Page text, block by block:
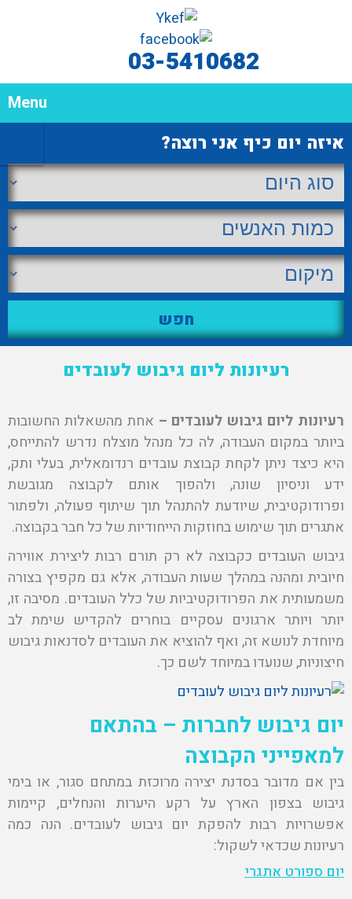
03-5410682
Menu
איזה יום כיף אני רוצה?
רעיונות ליום גיבוש לעובדים
רעיונות ליום גיבוש לעובדים – אחת מהשאלות החשובות
ביותר במקום העבודה, לה כל מנהל מוצלח נדרש להתייחס,
היא כיצד ניתן לקחת קבוצת עובדים רנדומאלית, בעלי ותק,
ידע וניסיון שונה, ולהפוך אותם לקבוצה מגובשת
ופרודוקטיבית, שיודעת להתנהל תוך שיתוף פעולה, ולפתור
אתגרים תוך שימוש בחוזקות הייחודיות של כל חבר בקבוצה.
גיבוש העובדים כקבוצה לא רק תורם רבות ליצירת אווירה
חיובית ומהנה במהלך שעות העבודה, אלא גם מקפיץ בצורה
משמעותית את הפרודוקטיביות של כלל העובדים. מסיבה זו,
יותר ויותר ארגונים עסקיים בוחרים להקדיש שימת לב
מיוחדת לנושא זה, ואף להוציא את העובדים לסדנאות גיבוש
חיצוניות, שנועדו במיוחד לשם כך.
יום גיבוש לחברות – בהתאם
למאפייני הקבוצה
בין אם מדובר בסדנת יצירה מרוכזת במתחם סגור, או בימי
גיבוש בצפון הארץ על רקע היערות והנחלים, קיימות
אפשרויות רבות להפקת יום גיבוש לעובדים. הנה כמה
רעיונות שכדאי לשקול:
יום ספורט אתגרי